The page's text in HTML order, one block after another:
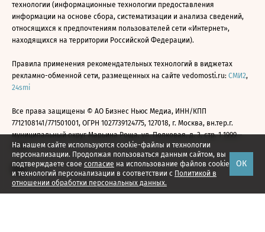
На нашем сайте используются cookie-файлы и технологии
персонализации. Продолжая пользоваться данным сайтом, вы
подтверждаете свое согласие на использование файлов cookie
и технологий персонализации в соответствии с Политикой в
отношении обработки персональных данных.
ОК
технологии (информационные технологии предоставления
информации на основе сбора, систематизации и анализа сведений,
относящихся к предпочтениям пользователей сети «Интернет»,
находящихся на территории Российской Федерации).
Правила применения рекомендательных технологий в виджетах
рекламно-обменной сети, размещенных на сайте vedomosti.ru: СМИ2,
24smi
Все права защищены © АО Бизнес Ньюс Медиа, ИНН/КПП
7712108141/771501001, ОГРН 1027739124775, 127018, г. Москва, вн.тер.г.
муниципальный округ Марьина Роща, ул. Полковая, д. 3, стр. 1 1999—
2026